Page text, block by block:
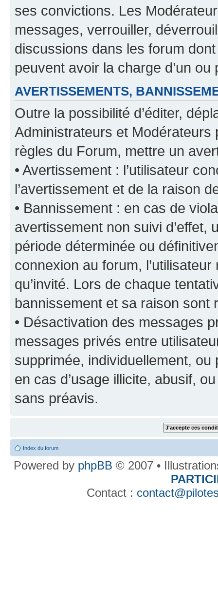
ses convictions. Les
messages, verrouiller,
discussions dans les forum
peuvent avoir la charge d’un
AVERTISSEMENTS,
Outre la possibilité d’éditer,
Administrateurs et
règles du Forum, mettre un
• Avertissement : l’utilisateur
l’avertissement et de la raison
• Bannissement : en cas de
avertissement non suivi d’effet,
période déterminée ou
connexion au forum,
qu’invité. Lors de chaque
bannissement et sa raison sont
• Désactivation des messages
messages privés entre
supprimée, individuellement, ou
en cas d’usage illicite, abusif,
sans préavis.
Index du forum
Powered by phpBB © 2007 •
Contact :